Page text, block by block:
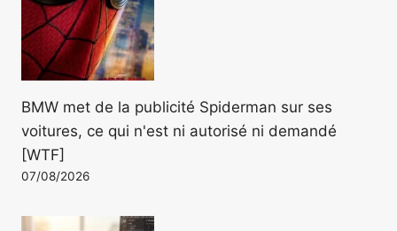
BMW met de la publicité Spiderman sur ses
voitures, ce qui n'est ni autorisé ni demandé
[WTF]
07/08/2026